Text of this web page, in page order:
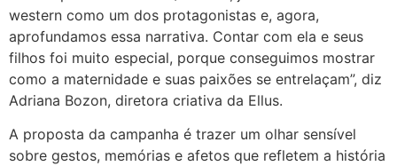
western como um dos protagonistas e, agora,
aprofundamos essa narrativa. Contar com ela e seus
filhos foi muito especial, porque conseguimos mostrar
como a maternidade e suas paixões se entrelaçam”, diz
Adriana Bozon, diretora criativa da Ellus.
A proposta da campanha é trazer um olhar sensível
sobre gestos, memórias e afetos que refletem a história